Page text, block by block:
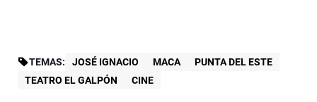
TEMAS: JOSÉ IGNACIO MACA
PUNTA DEL ESTE
TEATRO EL GALPÓN
CINE